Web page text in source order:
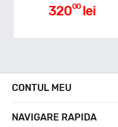
Aderenta pe carosabil
Nivel de zgomot
72
32000 lei
CONTUL MEU
NAVIGARE RAPIDA